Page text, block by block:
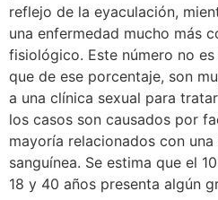
reflejo de la eyaculación,
una enfermedad mucho más
fisiológico. Este número no
que de ese porcentaje, son
a una clínica sexual para
los casos son causados por
mayoría relacionados con
sanguínea. Se estima que el
18 y 40 años presenta algún